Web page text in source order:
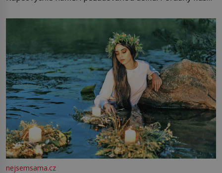
milostpaní. Stačí jenom na sukni,“ zhodnotí švadlena
množství růžového mušelínu. „Ošidili vás, podívejte.“
nejsemsama.cz